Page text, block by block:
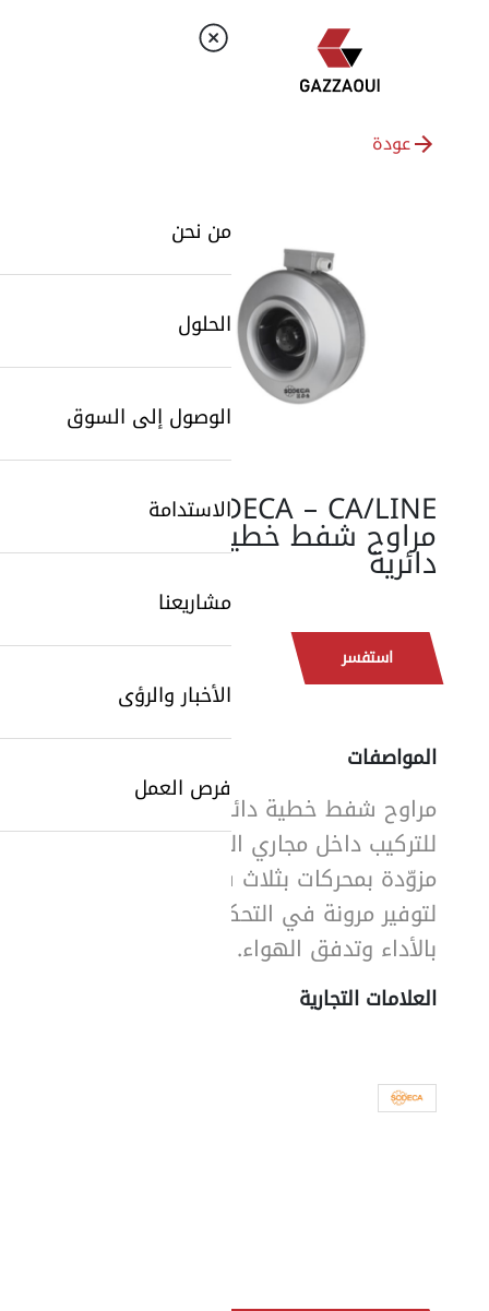
من نحن
الحلول
الوصول إلى السوق
الاستدامة
مشاريعنا
الأخبار والرؤى
فرص العمل
عودة
SODECA – CA/LINE:
مراوح شفط خطية
دائرية
استفسر
المواصفات
مراوح شفط خطية دائرية
للتركيب داخل مجاري الهواء،
مزوّدة بمحركات بثلاث سرعات
لتوفير مرونة في التحكم
بالأداء وتدفق الهواء.
العلامات التجارية